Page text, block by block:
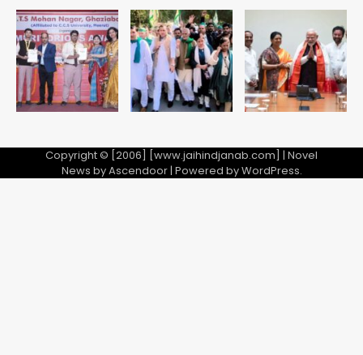
5
Taylor Swift: ट्रंप कैंपेन-व्हाइट हाउस
पोस्ट से हटाए गए गाने, जानें पूरा विवाद
Avinash Kumar
Copyright © [2006] [www.jaihindjanab.com] | Novel
News byAscendoor| Powered byWordPress.